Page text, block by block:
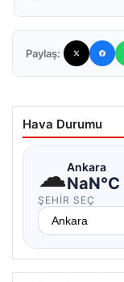
Paylaş:
Hava Durumu
☁Ankara
NaN°C
ŞEHIR SEÇ